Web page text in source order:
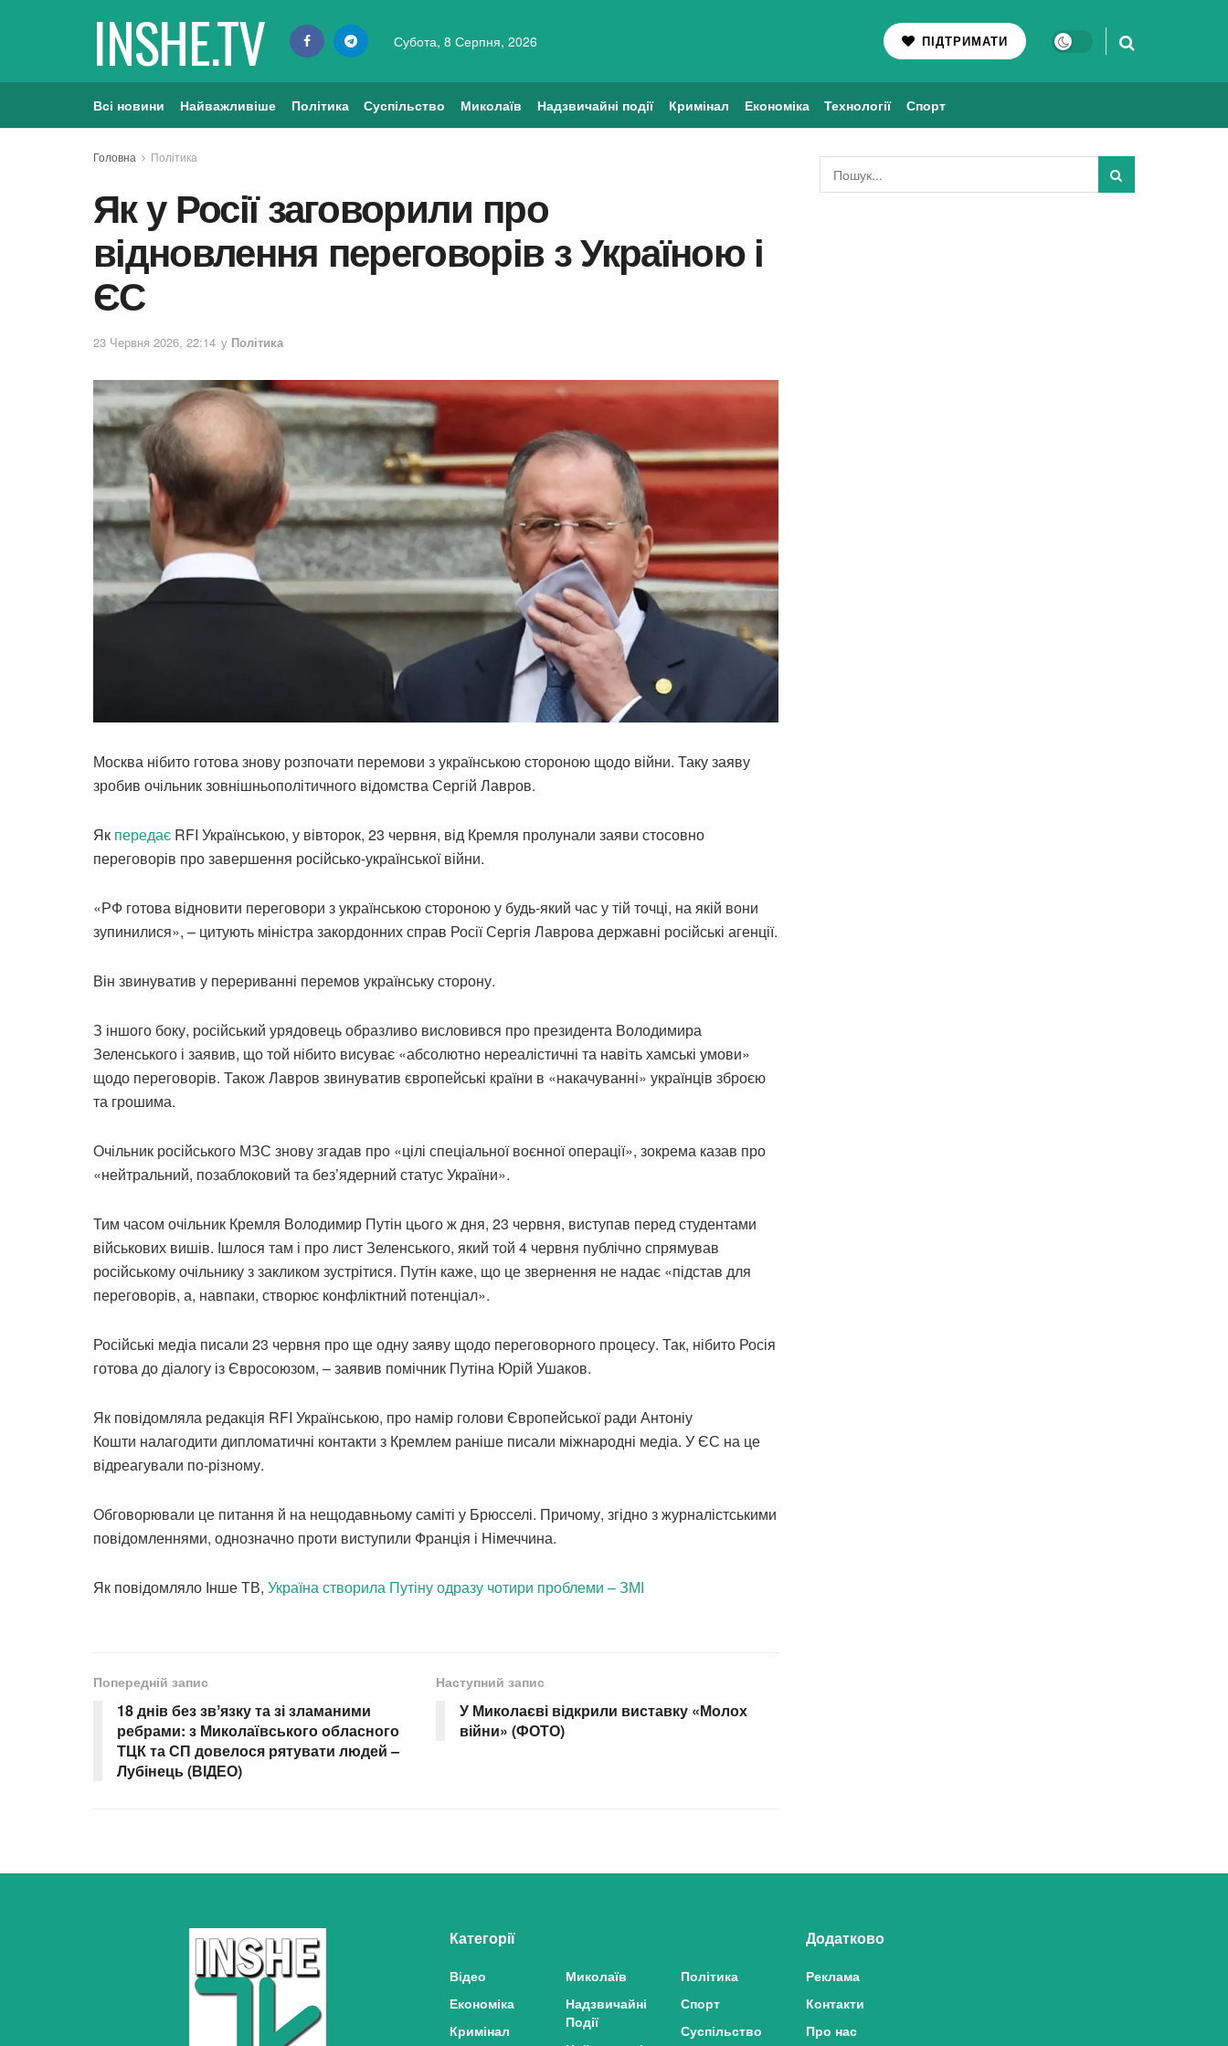
INSHE.TV Субота, 8 Серпня, 2026 ПІДТРИМАТИ
Всі новини Найважливіше Політика Суспільство Миколаїв Надзвичайні події Кримінал Економіка Технології Спорт
Головна Політика
Як у Росії заговорили про
відновлення переговорів з Україною і
ЄС
23 Червня 2026, 22:14 у Політика
Москва нібито готова знову розпочати перемови з українською стороною щодо війни. Таку заяву
зробив очільник зовнішньополітичного відомства Сергій Лавров.
Як передає RFI Українською, у вівторок, 23 червня, від Кремля пролунали заяви стосовно
переговорів про завершення російсько-української війни.
«РФ готова відновити переговори з українською стороною у будь-який час у тій точці, на якій вони
зупинилися», – цитують міністра закордонних справ Росії Сергія Лаврова державні російські агенції.
Він звинуватив у перериванні перемов українську сторону.
З іншого боку, російський урядовець образливо висловився про президента Володимира
Зеленського і заявив, що той нібито висуває «абсолютно нереалістичні та навіть хамські умови»
щодо переговорів. Також Лавров звинуватив європейські країни в «накачуванні» українців зброєю
та грошима.
Очільник російського МЗС знову згадав про «цілі спеціальної воєнної операції», зокрема казав про
«нейтральний, позаблоковий та без’ядерний статус України».
Тим часом очільник Кремля Володимир Путін цього ж дня, 23 червня, виступав перед студентами
військових вишів. Ішлося там і про лист Зеленського, який той 4 червня публічно спрямував
російському очільнику з закликом зустрітися. Путін каже, що це звернення не надає «підстав для
переговорів, а, навпаки, створює конфліктний потенціал».
Російські медіа писали 23 червня про ще одну заяву щодо переговорного процесу. Так, нібито Росія
готова до діалогу із Євросоюзом, – заявив помічник Путіна Юрій Ушаков.
Як повідомляла редакція RFI Українською, про намір голови Європейської ради Антоніу
Кошти налагодити дипломатичні контакти з Кремлем раніше писали міжнародні медіа. У ЄС на це
відреагували по-різному.
Обговорювали це питання й на нещодавньому саміті у Брюсселі. Причому, згідно з журналістськими
повідомленнями, однозначно проти виступили Франція і Німеччина.
Як повідомляло Інше ТВ, Україна створила Путіну одразу чотири проблеми – ЗМІ
Попередній запис
18 днів без звʼязку та зі зламаними
ребрами: з Миколаївського обласного
ТЦК та СП довелося рятувати людей –
Лубінець (ВІДЕО)
Наступний запис
У Миколаєві відкрили виставку «Молох
війни» (ФОТО)
Категорії
Відео
Економіка
Кримінал
Миколаїв
Надзвичайні
Події
Політика
Спорт
Суспільство
Додатково
Реклама
Контакти
Про нас